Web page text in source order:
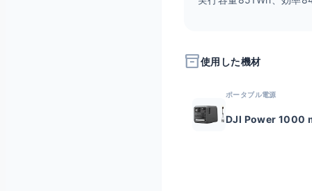
inventory_2使用した機材
ポータブル電源
DJI Power 1000